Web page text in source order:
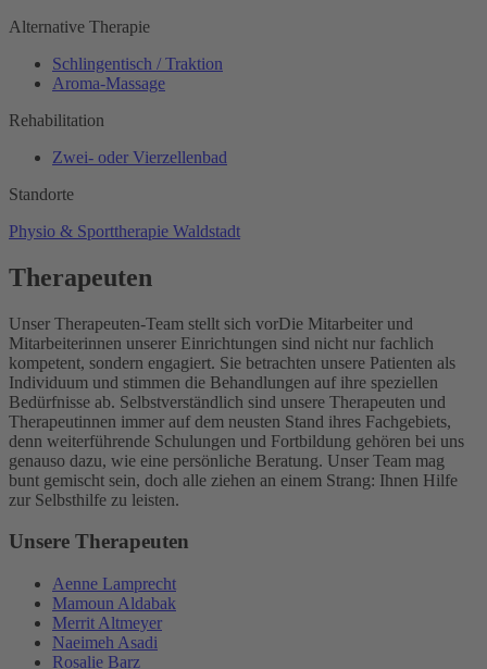
Alternative Therapie
Schlingentisch / Traktion
Aroma-Massage
Rehabilitation
Zwei- oder Vierzellenbad
Standorte
Physio & Sporttherapie Waldstadt
Therapeuten
Unser Therapeuten-Team stellt sich vorDie Mitarbeiter und
Mitarbeiterinnen unserer Einrichtungen sind nicht nur fachlich
kompetent, sondern engagiert. Sie betrachten unsere Patienten als
Individuum und stimmen die Behandlungen auf ihre speziellen
Bedürfnisse ab. Selbstverständlich sind unsere Therapeuten und
Therapeutinnen immer auf dem neusten Stand ihres Fachgebiets,
denn weiterführende Schulungen und Fortbildung gehören bei uns
genauso dazu, wie eine persönliche Beratung. Unser Team mag
bunt gemischt sein, doch alle ziehen an einem Strang: Ihnen Hilfe
zur Selbsthilfe zu leisten.
Unsere Therapeuten
Aenne Lamprecht
Mamoun Aldabak
Merrit Altmeyer
Naeimeh Asadi
Rosalie Barz